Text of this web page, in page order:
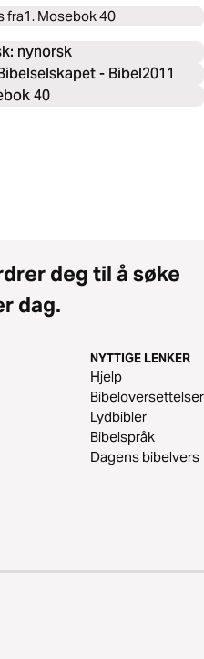
fra1. Mosebok 40
nynorsk
- Bibel2011
40
deg til å søke
dag.
NYTTIGE LENKER
Hjelp
Bibeloversettelser
Lydbibler
Bibelspråk
Dagens bibelvers